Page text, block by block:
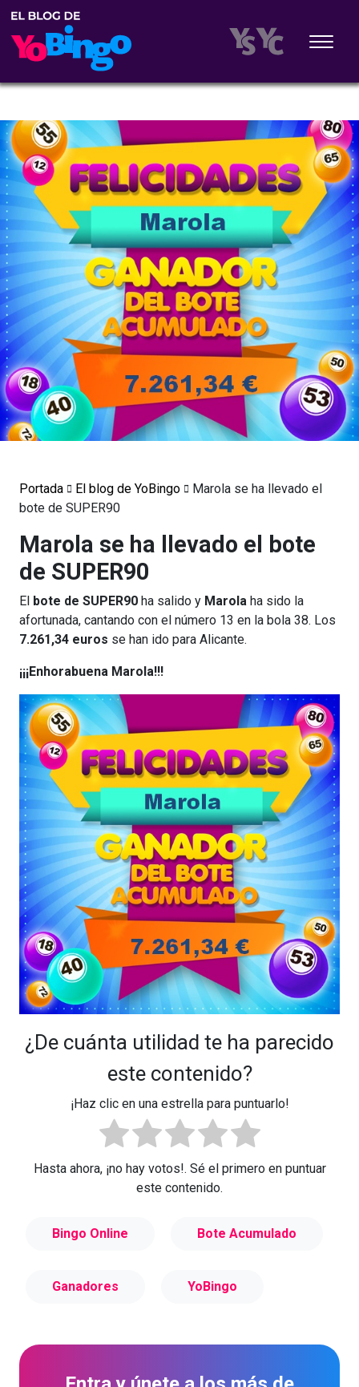
Portada El blog de YoBingo
Marola se ha llevado el
bote de SUPER90
Marola se ha llevado el bote
de SUPER90
El bote de SUPER90 ha salido y Marola ha sido la
afortunada, cantando con el número 13 en la bola 38. Los
7.261,34 euros se han ido para Alicante.
¡¡¡Enhorabuena Marola!!!
¿De cuánta utilidad te ha parecido
este contenido?
¡Haz clic en una estrella para puntuarlo!
Hasta ahora, ¡no hay votos!. Sé el primero en puntuar
este contenido.
Bingo Online Bote Acumulado
Ganadores YoBingo